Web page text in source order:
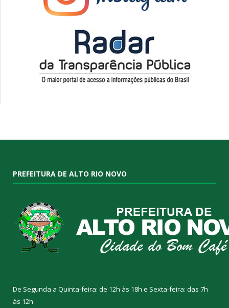
PREFEITURA DE ALTO RIO NOVO
De Segunda a Quinta-feira: de 12h às 18h e Sexta-feira: das 7h
às 12h